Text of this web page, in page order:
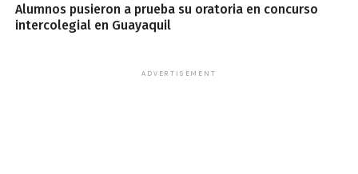
Alumnos pusieron a prueba su oratoria en concurso
intercolegial en Guayaquil
ADVERTISEMENT